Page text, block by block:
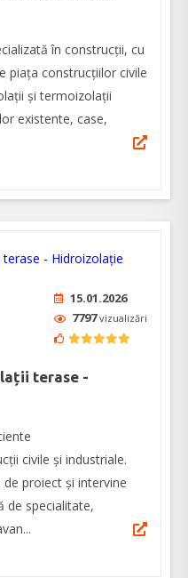
în construcții, cu
piața construcţiilor civile
și termoizolații
existente, case,
15.01.2026
7797vizualizări
terase -
civile și industriale.
proiect și intervine
de specialitate,